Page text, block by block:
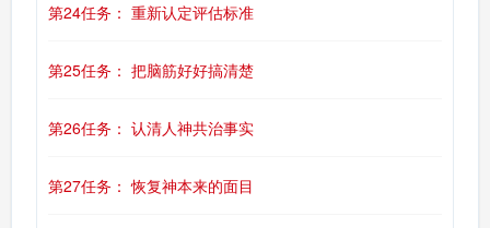
第24任务： 重新认定评估标准
第25任务： 把脑筋好好搞清楚
第26任务： 认清人神共治事实
第27任务： 恢复神本来的面目